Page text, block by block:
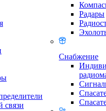
связи
Радары
Снабжение